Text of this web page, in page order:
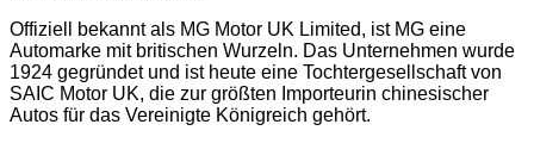
Offiziell bekannt als MG Motor UK Limited, ist MG eine
Automarke mit britischen Wurzeln. Das Unternehmen wurde
1924 gegründet und ist heute eine Tochtergesellschaft von
SAIC Motor UK, die zur größten Importeurin chinesischer
Autos für das Vereinigte Königreich gehört.